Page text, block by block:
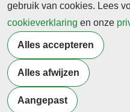
16 april 2023
4-5 Mei – Democratie
aandacht en versterking
We naderen de
van de herdenking van
de bevrijding van de
gebruik van cookies. Lees
cookieverklaring en onze
Alles accepteren
Alles afwijzen
Aangepast